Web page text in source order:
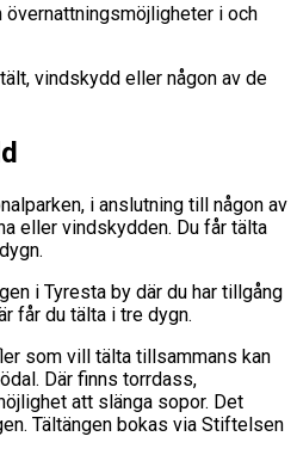
övernattningsmöjligheter i och
vindskydd eller någon av de
i anslutning till någon av
eller vindskydden. Du får tälta
i Tyresta by där du har tillgång
får du tälta i tre dygn.
som vill tälta tillsammans kan
Där finns torrdass,
att slänga sopor. Det
Tältängen bokas via Stiftelsen